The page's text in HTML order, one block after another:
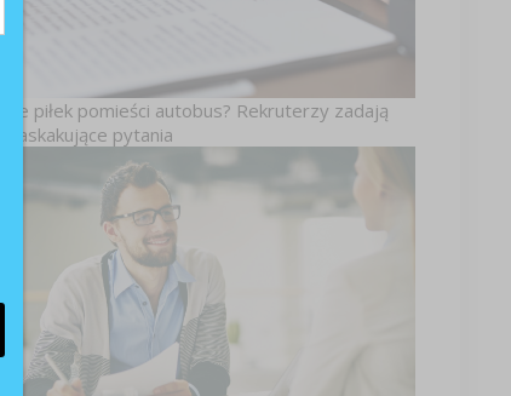
Ile piłek pomieści autobus? Rekruterzy zadają
zaskakujące pytania